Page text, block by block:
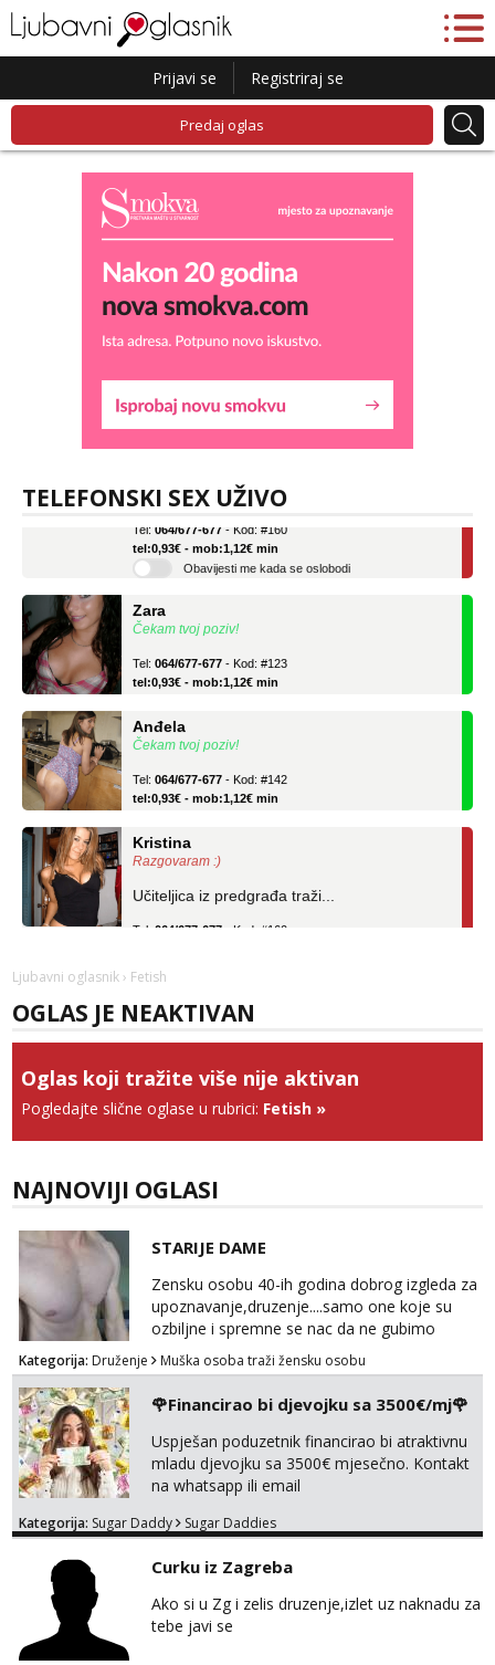
Prijavi se Registriraj se
Predaj oglas
TELEFONSKI SEX UŽIVO
Kristina
Razgovaram :)
tel:0,93€ - mob:1,12€ min
Obavijesti me kada se oslobodi
Čekam tvoj poziv!
tel:0,93€ - mob:1,12€ min
Čekam tvoj poziv!
tel:0,93€ - mob:1,12€ min
Razgovaram :)
Čekam tvoj poziv!
Anđela
tel:0,93€ - mob:1,12€ min
Ljubavni oglasnik › Fetish
OGLAS JE NEAKTIVAN
Oglas koji tražite više nije aktivan
Pogledajte slične oglase u rubrici: Fetish »
NAJNOVIJI OGLASI
STARIJE DAME
Zensku osobu 40-ih godina dobrog izgleda za
upoznavanje,druzenje....samo one koje su
ozbiljne i spremne se nac da ne gubimo
vrijeme!
Kategorija: Druženje Muška osoba traži žensku osobu
🌹Financirao bi djevojku sa 3500€/mj🌹
Uspješan poduzetnik financirao bi atraktivnu
mladu djevojku sa 3500€ mjesečno. Kontakt
na whatsapp ili email
Kategorija: Sugar Daddy Sugar Daddies
Curku iz Zagreba
Ako si u Zg i zelis druzenje,izlet uz naknadu za
tebe javi se